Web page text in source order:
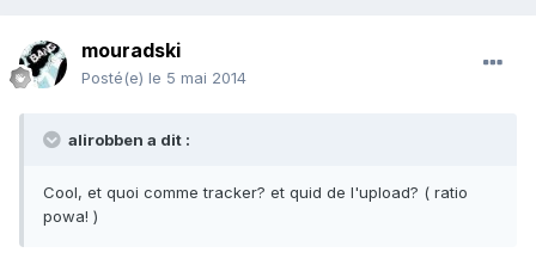
mouradski
Posté(e) le 5 mai 2014
alirobben a dit :
Cool, et quoi comme tracker? et quid de l'upload? ( ratio
powa! )